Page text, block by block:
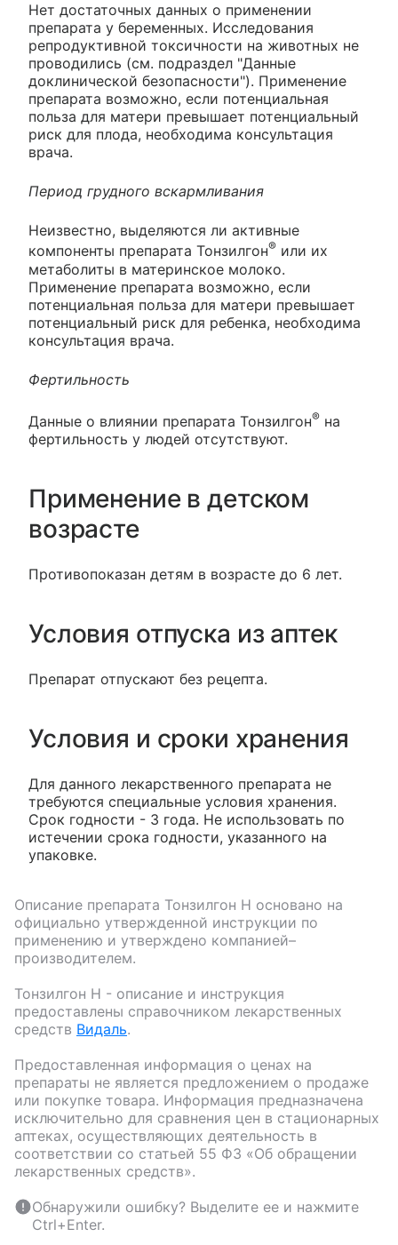
Нет достаточных данных о применении
препарата у беременных. Исследования
репродуктивной токсичности на животных не
проводились (см. подраздел "Данные
доклинической безопасности"). Применение
препарата возможно, если потенциальная
польза для матери превышает потенциальный
риск для плода, необходима консультация
врача.
Период грудного вскармливания
Неизвестно, выделяются ли активные
компоненты препарата Тонзилгон® или их
метаболиты в материнское молоко.
Применение препарата возможно, если
потенциальная польза для матери превышает
потенциальный риск для ребенка, необходима
консультация врача.
Фертильность
Данные о влиянии препарата Тонзилгон® на
фертильность у людей отсутствуют.
Применение в детском
возрасте
Противопоказан детям в возрасте до 6 лет.
Условия отпуска из аптек
Препарат отпускают без рецепта.
Условия и сроки хранения
Для данного лекарственного препарата не
требуются специальные условия хранения.
Срок годности - 3 года. Не использовать по
истечении срока годности, указанного на
упаковке.
Описание препарата Тонзилгон Н основано на
официально утвержденной инструкции по
применению и утверждено компанией–
производителем.
Тонзилгон Н - описание и инструкция
предоставлены справочником лекарственных
средств Видаль.
Предоставленная информация о ценах на
препараты не является предложением о продаже
или покупке товара. Информация предназначена
исключительно для сравнения цен в стационарных
аптеках, осуществляющих деятельность в
соответствии со статьей 55 ФЗ «Об обращении
лекарственных средств».
Обнаружили ошибку? Выделите ее и нажмите
Ctrl+Enter.